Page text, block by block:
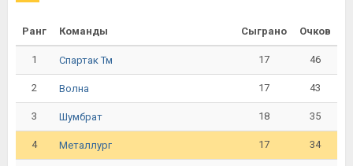
Ранг Команды Сыграно Очков
1 Спартак Тм 17 46
2 Волна 17 43
3 Шумбрат 18 35
4 Металлург 17 34